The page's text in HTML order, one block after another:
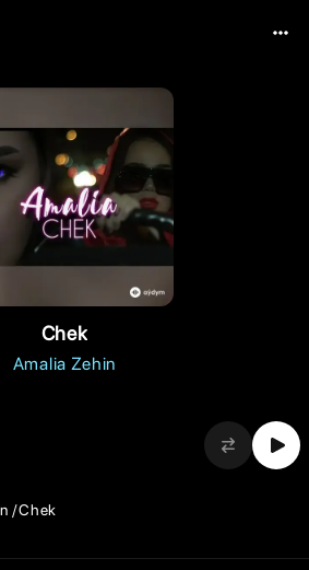
Chek
Amalia Zehin
Chek